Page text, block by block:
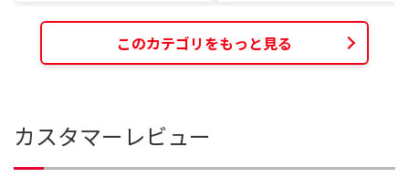
このカテゴリをもっと見る
カスタマーレビュー